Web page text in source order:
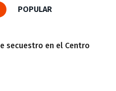
POPULAR
secuestro en el Centro